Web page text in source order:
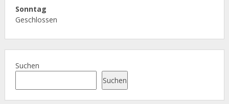
Sonntag
Geschlossen
Suchen
Suchen